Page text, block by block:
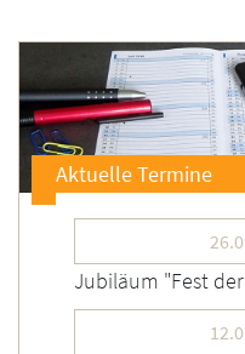
Aktuelle Termine
Jubiläum "Fest